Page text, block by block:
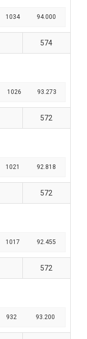
1034 94.000
574
1026 93.273
572
1021 92.818
572
1017 92.455
572
932 93.200